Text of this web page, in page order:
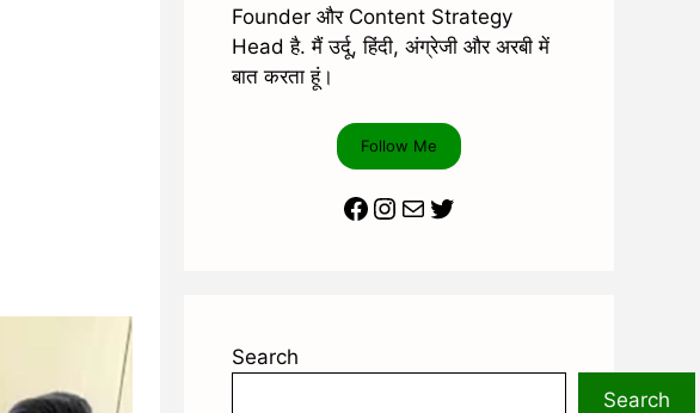
Founder और Content Strategy
Head है. मैं उर्दू, हिंदी, अंग्रेजी और अरबी में
बात करता हूं।
Follow Me
Facebook
Instagram
MailTwitter
Search
Search